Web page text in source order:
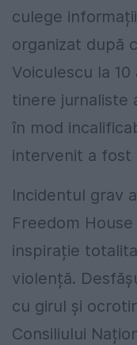
culege
organizat după
Voiculescu la
tinere jurnaliste
în mod
intervenit a fost
Incidentul grav
Freedom
inspirație
violență.
cu girul și
Consiliului